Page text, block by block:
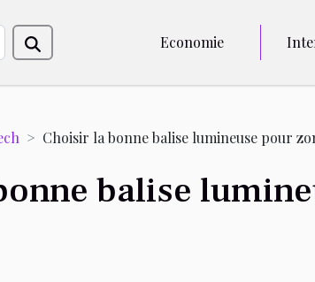
Economie
Choisir la bonne balise lumineuse pour
balise